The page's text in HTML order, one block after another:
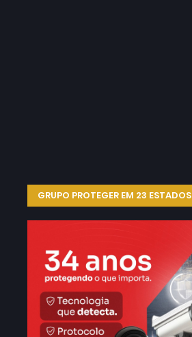
GRUPO PROTEGER EM 23 ESTADOS